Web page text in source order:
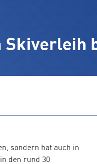
Skiverleih
sondern hat auch in
den rund 30